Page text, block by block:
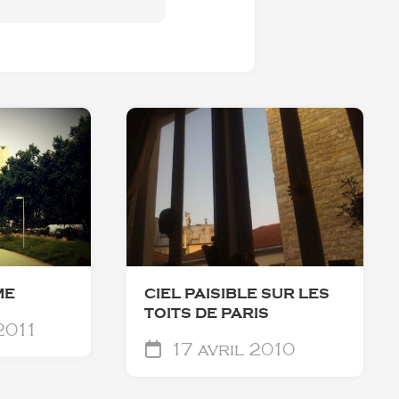
CIEL PAISIBLE SUR LES
TOITS DE PARIS
17 avril 2010